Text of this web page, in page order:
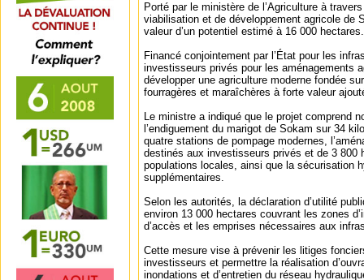
Porté par le ministère de l’Agriculture à
viabilisation et de développement agricole de
valeur d’un potentiel estimé à 16 000 hectares.
Financé conjointement par l’État pour les
investisseurs privés pour les aménagements
développer une agriculture moderne fondée
fourragères et maraîchères à forte valeur
Le ministre a indiqué que le projet comprend
l’endiguement du marigot de Sokam sur 34
quatre stations de pompage modernes,
destinés aux investisseurs privés et de 3 800
populations locales, ainsi que la sécurisation
supplémentaires.
Selon les autorités, la déclaration d’utilité
environ 13 000 hectares couvrant les zones
d’accès et les emprises nécessaires aux
Cette mesure vise à prévenir les litiges
investisseurs et permettre la réalisation
inondations et d’entretien du réseau